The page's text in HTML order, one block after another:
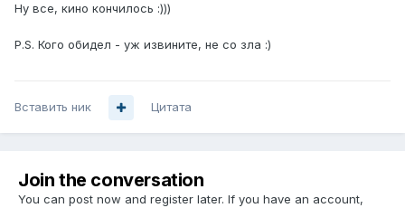
Ну все, кино кончилось :)))
P.S. Кого обидел - уж извините, не со зла :)
Вставить ник Цитата
Join the conversation
You can post now and register later. If you have an account,